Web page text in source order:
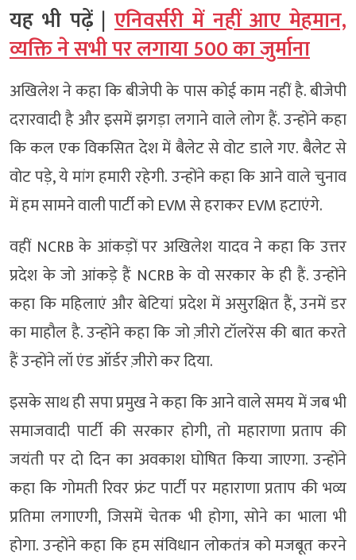
यह भी पढ़ें | एनिवर्सरी में नहीं आए मेहमान,
व्यक्ति ने सभी पर लगाया 500 का जुर्माना
अखिलेश ने कहा कि बीजेपी के पास कोई काम नहीं है. बीजेपी
दरारवादी है और इसमें झगड़ा लगाने वाले लोग हैं. उन्होंने कहा
कि कल एक विकसित देश में बैलेट से वोट डाले गए. बैलेट से
वोट पड़े, ये मांग हमारी रहेगी. उन्होंने कहा कि आने वाले चुनाव
में हम सामने वाली पार्टी को EVM से हराकर EVM हटाएंगे.
वहीं NCRB के आंकड़ों पर अखिलेश यादव ने कहा कि उत्तर
प्रदेश के जो आंकड़े हैं NCRB के वो सरकार के ही हैं. उन्होंने
कहा कि महिलाएं और बेटियां प्रदेश में असुरक्षित हैं, उनमें डर
का माहौल है. उन्होंने कहा कि जो ज़ीरो टॉलरेंस की बात करते
हैं उन्होंने लॉ एंड ऑर्डर ज़ीरो कर दिया.
इसके साथ ही सपा प्रमुख ने कहा कि आने वाले समय में जब भी
समाजवादी पार्टी की सरकार होगी, तो महाराणा प्रताप की
जयंती पर दो दिन का अवकाश घोषित किया जाएगा. उन्होंने
कहा कि गोमती रिवर फ्रंट पार्टी पर महाराणा प्रताप की भव्य
प्रतिमा लगाएगी, जिसमें चेतक भी होगा, सोने का भाला भी
होगा. उन्होंने कहा कि हम संविधान लोकतंत्र को मजबूत करने